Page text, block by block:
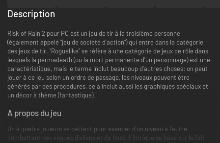
Description
Risk of Rain 2 pour PC est un jeu de tir à la troisième personne
(également appelé "jeu de société d'action") qui entre dans la catégorie
des jeux de tir. "Roguelike" se réfère à une catégorie de jeux de rôle dans
lesquels la permadeath (ou la mort permanente d'un personnage) est une
caractéristique, mais le terme inclut beaucoup d’autres choses: on peut
jouer à ce jeu selon un ordre de passage, les niveaux peuvent être
générés par des procédures, cela inclut aussi les graphiques spéciaux et
un décor à thème (fantastique).
A propos du jeu
Un à quatre joueurs se battent pour avancer d'un niveau à l'autre,
combattant des vagues d'aliens et de boss. L'intrigue se base sur le fait